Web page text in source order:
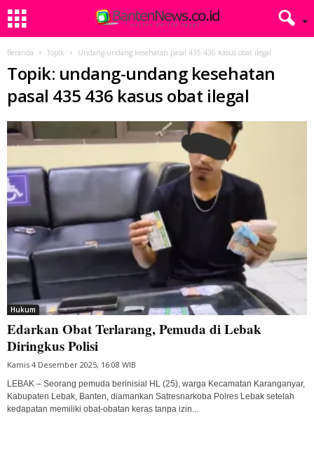
Beranda Topik Undang-undang kesehatan pasal 435 436 kasus obat ilegal
Topik: undang-undang kesehatan
pasal 435 436 kasus obat ilegal
Hukum
Edarkan Obat Terlarang, Pemuda di Lebak
Diringkus Polisi
Kamis 4 Desember 2025, 16:08 WIB
LEBAK – Seorang pemuda berinisial HL (25), warga Kecamatan Karanganyar,
Kabupaten Lebak, Banten, diamankan Satresnarkoba Polres Lebak setelah
kedapatan memiliki obat-obatan keras tanpa izin...